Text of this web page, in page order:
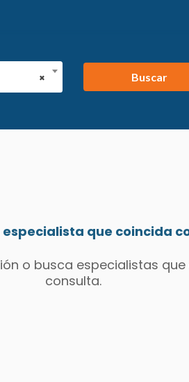
× Buscar
que coincida
o busca especialistas
consulta.